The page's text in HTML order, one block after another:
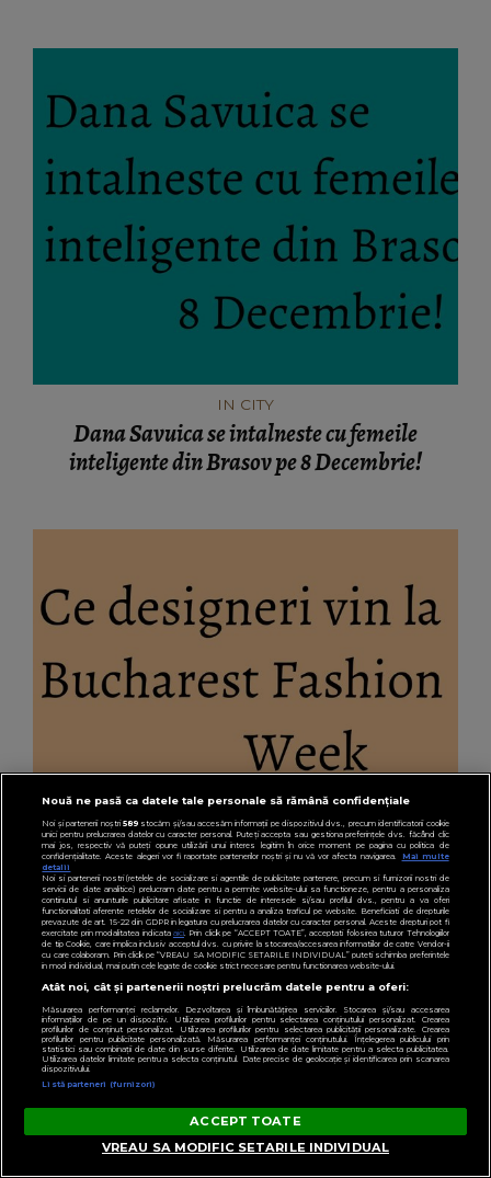
IN CITY
Dana Savuica se intalneste cu femeile
inteligente din Brasov pe 8 Decembrie!
IN CITY
Ce designeri vin la Bucharest Fashion Week
Nouă ne pasă ca datele tale personale să rămână confidențiale
Noi și partenerii noștri589stocăm și/sau accesăm informații pe dispozitivul dvs., precum identificatorii cookie
unici pentru prelucrarea datelor cu caracter personal. Puteți accepta sau gestiona preferințele dvs. făcând clic
mai jos, respectiv vă puteți opune utilizării unui interes legitim în orice moment pe pagina cu politica de
confidențialitate. Aceste alegeri vor fi raportate partenerilor noștri și nu vă vor afecta navigarea.
Mai multe
detalii
Noi si partenerii nostri (retelele de socializare si agentiile de publicitate partenere, precum si furnizorii nostri de
servicii de date analitice) prelucram date pentru a permite website-ului sa functioneze, pentru a personaliza
continutul si anunturile publicitare afisate in functie de interesele si/sau profilul dvs., pentru a va oferi
functionalitati aferente retelelor de socializare si pentru a analiza traficul pe website. Beneficiati de drepturile
prevazute de art. 15-22 din GDPR in legatura cu prelucrarea datelor cu caracter personal. Aceste drepturi pot fi
exercitate prin modalitatea indicataaici. Prin click pe “ACCEPT TOATE”, acceptati folosirea tuturor Tehnologiilor
de tip Cookie, care implica inclusiv acceptul dvs. cu privire la stocarea/accesarea informatiilor de catre Vendor-ii
cu care colaboram. Prin click pe “VREAU SA MODIFIC SETARILE INDIVIDUAL” puteti schimba preferintele
in mod individual, mai putin cele legate de cookie strict necesare pentru functionarea website-ului.
Atât noi, cât și partenerii noștri prelucrăm datele pentru a oferi:
Măsurarea performanței reclamelor. Dezvoltarea și îmbunătățirea serviciilor. Stocarea și/sau accesarea
informațiilor de pe un dispozitiv. Utilizarea profilurilor pentru selectarea conținutului personalizat. Crearea
profilurilor de conținut personalizat. Utilizarea profilurilor pentru selectarea publicității personalizate. Crearea
profilurilor pentru publicitate personalizată. Măsurarea performanței conținutului. Înțelegerea publicului prin
statistici sau combinații de date din surse diferite. Utilizarea de date limitate pentru a selecta publicitatea.
Utilizarea datelor limitate pentru a selecta conținutul. Date precise de geolocație și identificarea prin scanarea
dispozitivului.
Listă parteneri (furnizori)
ACCEPT TOATE
VREAU SA MODIFIC SETARILE INDIVIDUAL